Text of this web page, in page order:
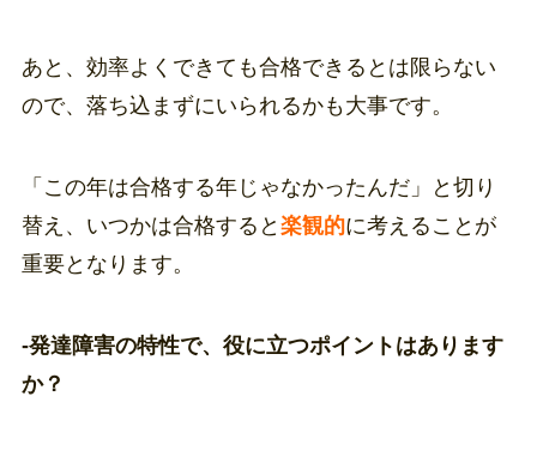
あと、効率よくできても合格できるとは限らない
ので、落ち込まずにいられるかも大事です。
「この年は合格する年じゃなかったんだ」と切り
替え、いつかは合格すると 楽観的に考えることが
重要となります。
-発達障害の特性で、役に立つポイントはあります
か？